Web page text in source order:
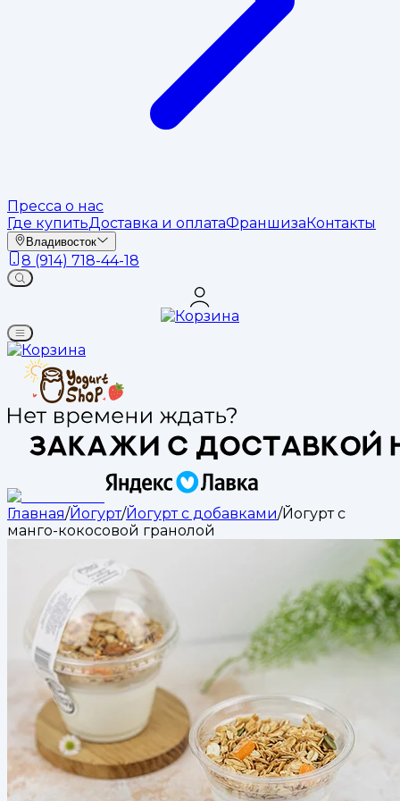
Пресса о нас
Где купитьДоставка и оплатаФраншизаКонтакты
Владивосток
8 (914) 718-44-18
Главная/Йогурт/Йогурт с добавками/Йогурт с
манго-кокосовой гранолой